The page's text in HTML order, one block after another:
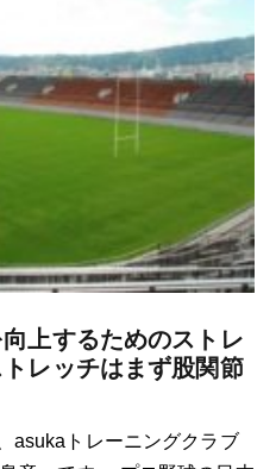
上するためのストレ
ッチはまず股関節
asukaトレーニングクラブ